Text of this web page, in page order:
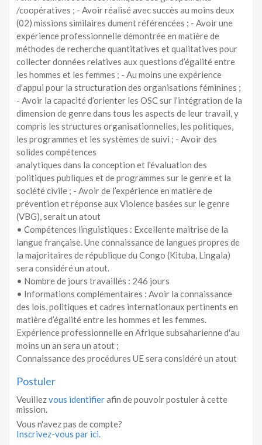
/coopératives ; - Avoir réalisé avec succès au moins deux
(02) missions similaires dument référencées ; - Avoir une
expérience professionnelle démontrée en matière de
méthodes de recherche quantitatives et qualitatives pour
collecter données relatives aux questions d’égalité entre
les hommes et les femmes ; - Au moins une expérience
d'appui pour la structuration des organisations féminines ;
- Avoir la capacité d’orienter les OSC sur l’intégration de la
dimension de genre dans tous les aspects de leur travail, y
compris les structures organisationnelles, les politiques,
les programmes et les systèmes de suivi ; - Avoir des
solides compétences
analytiques dans la conception et l'évaluation des
politiques publiques et de programmes sur le genre et la
société civile ; - Avoir de l’expérience en matière de
prévention et réponse aux Violence basées sur le genre
(VBG), serait un atout
• Compétences linguistiques : Excellente maitrise de la
langue française. Une connaissance de langues propres de
la majoritaires de république du Congo (Kituba, Lingala)
sera considéré un atout.
• Nombre de jours travaillés : 246 jours
• Informations complémentaires : Avoir la connaissance
des lois, politiques et cadres internationaux pertinents en
matière d’égalité entre les hommes et les femmes.
Expérience professionnelle en Afrique subsaharienne d'au
moins un an sera un atout ;
Connaissance des procédures UE sera considéré un atout
Postuler
Veuillezvous identifierafin de pouvoir postuler à cette
mission.
Vous n'avez pas de compte?
Inscrivez-vous par ici.